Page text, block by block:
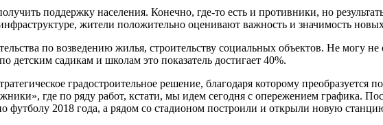
поддержку населения. Конечно, где-то есть и противники, но
жители положительно оценивают важность и значимость
по возведению жилья, строительству социальных объектов. Не могу не
детским садикам и школам это показатель достигает 40%.
градостроительное решение, благодаря которому преобразуется
где по ряду работ, кстати, мы идем сегодня с опережением графика.
2018 года, а рядом со стадионом построили и открыли новую